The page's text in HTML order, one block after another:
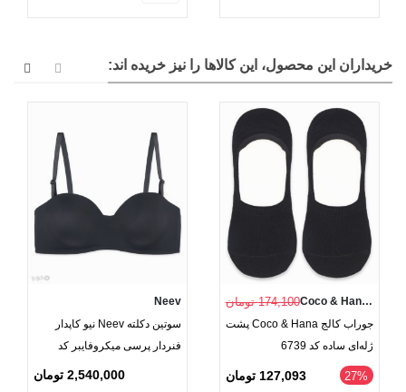
خریداران این محصول، این کالاها را نیز خریده اند:
Coco & Hana (Dobera) 174,100 تومان
جوراب کالج Coco & Hana پشت
ژله‌ای ساده کد 6739
‎27% 127,093 تومان
Neev
سوتین دکلته Neev نیو کاپدار
فنردار پرسی میکروفایبر کد
2,540,000 تومان